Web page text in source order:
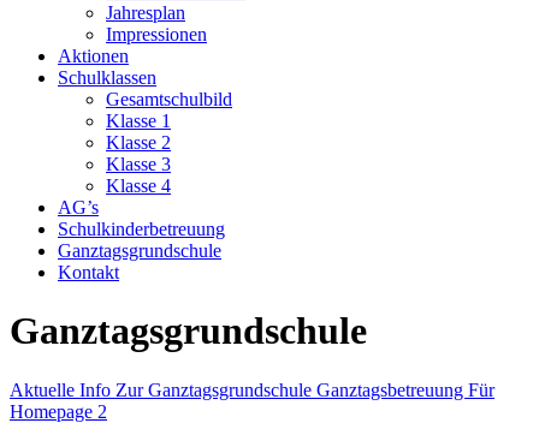
Jahresplan
Impressionen
Aktionen
Schulklassen
Gesamtschulbild
Klasse 1
Klasse 2
Klasse 3
Klasse 4
AG’s
Schulkinderbetreuung
Ganztagsgrundschule
Kontakt
Ganztagsgrundschule
Aktuelle Info Zur Ganztagsgrundschule Ganztagsbetreuung Für
Homepage 2